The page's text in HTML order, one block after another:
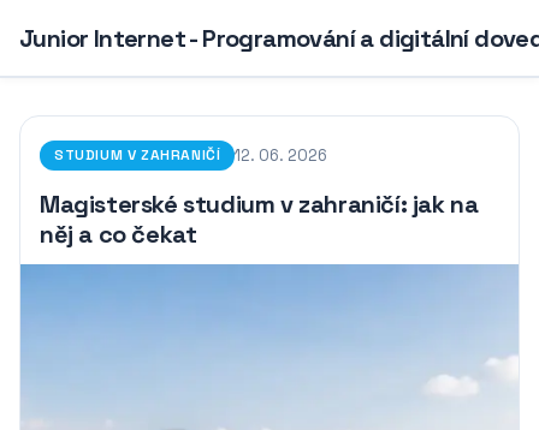
Junior Internet - Programování a digitální
STUDIUM V ZAHRANIČÍ 12. 06. 2026
Magisterské studium v zahraničí: jak na
něj a co čekat